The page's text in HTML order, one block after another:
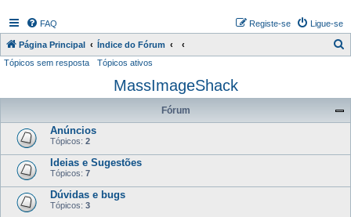
FAQ Ligue-se
Registe-se
Página Principal Índice do Fórum
q
s
Tópicos sem resposta Tópicos ativos
MassImageShack
Fórum
Anúncios
Tópicos: 2
Ideias e Sugestões
Tópicos: 7
Dúvidas e bugs
Tópicos: 3